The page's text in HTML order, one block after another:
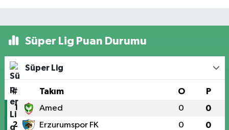
Süper Lig Puan Durumu
Süper Lig
# Takım O P
1 Amed 0 0
2 Erzurumspor FK 0 0